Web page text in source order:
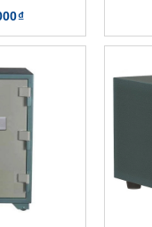
Các mẫu két sắt
màu sắc dạng.
nhau…. đáp ứng yêu